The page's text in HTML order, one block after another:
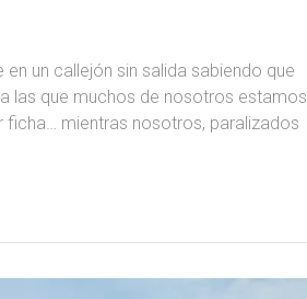
un callejón sin salida sabiendo que
las que muchos de nosotros estamos
mientras nosotros, paralizados